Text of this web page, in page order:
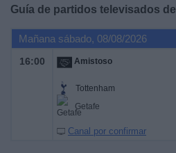
Guía de partidos televisados de
Mañana sábado, 08/08/2026
16:00 Amistoso
Tottenham
Getafe
Canal por confirmar
Noticias